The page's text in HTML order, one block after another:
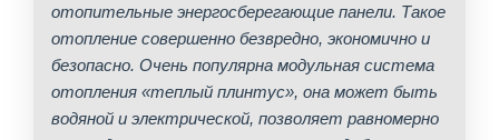
отопительные энергосберегающие панели. Такое
отопление совершенно безвредно, экономично и
безопасно. Очень популярна модульная система
отопления «теплый плинтус», она может быть
водяной и электрической, позволяет равномерно